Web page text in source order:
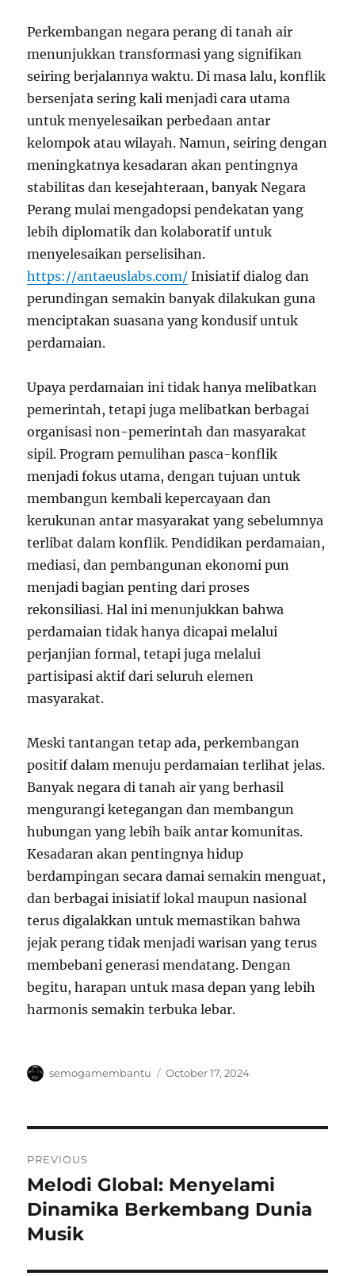
Perkembangan negara perang di tanah air
menunjukkan transformasi yang signifikan
seiring berjalannya waktu. Di masa lalu, konflik
bersenjata sering kali menjadi cara utama
untuk menyelesaikan perbedaan antar
kelompok atau wilayah. Namun, seiring dengan
meningkatnya kesadaran akan pentingnya
stabilitas dan kesejahteraan, banyak Negara
Perang mulai mengadopsi pendekatan yang
lebih diplomatik dan kolaboratif untuk
menyelesaikan perselisihan.
https://antaeuslabs.com/ Inisiatif dialog dan
perundingan semakin banyak dilakukan guna
menciptakan suasana yang kondusif untuk
perdamaian.
Upaya perdamaian ini tidak hanya melibatkan
pemerintah, tetapi juga melibatkan berbagai
organisasi non-pemerintah dan masyarakat
sipil. Program pemulihan pasca-konflik
menjadi fokus utama, dengan tujuan untuk
membangun kembali kepercayaan dan
kerukunan antar masyarakat yang sebelumnya
terlibat dalam konflik. Pendidikan perdamaian,
mediasi, dan pembangunan ekonomi pun
menjadi bagian penting dari proses
rekonsiliasi. Hal ini menunjukkan bahwa
perdamaian tidak hanya dicapai melalui
perjanjian formal, tetapi juga melalui
partisipasi aktif dari seluruh elemen
masyarakat.
Meski tantangan tetap ada, perkembangan
positif dalam menuju perdamaian terlihat jelas.
Banyak negara di tanah air yang berhasil
mengurangi ketegangan dan membangun
hubungan yang lebih baik antar komunitas.
Kesadaran akan pentingnya hidup
berdampingan secara damai semakin menguat,
dan berbagai inisiatif lokal maupun nasional
terus digalakkan untuk memastikan bahwa
jejak perang tidak menjadi warisan yang terus
membebani generasi mendatang. Dengan
begitu, harapan untuk masa depan yang lebih
harmonis semakin terbuka lebar.
Author
semogamembantu
Posted
October 17, 2024
navigation
PREVIOUS
Previous
post:
Melodi Global: Menyelami
Dinamika Berkembang Dunia
Musik